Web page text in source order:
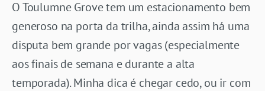
O Toulumne Grove tem um estacionamento bem
generoso na porta da trilha, ainda assim há uma
disputa bem grande por vagas (especialmente
aos finais de semana e durante a alta
temporada). Minha dica é chegar cedo, ou ir com